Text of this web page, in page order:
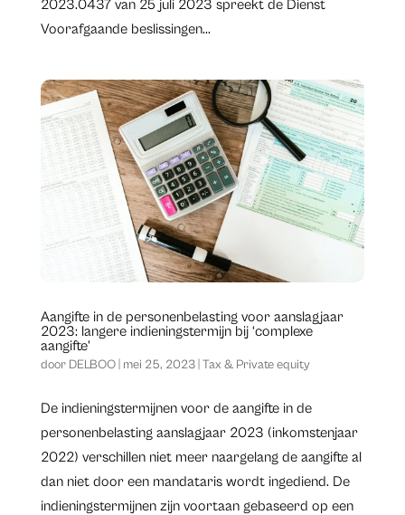
2023.0437 van 25 juli 2023 spreekt de Dienst
Voorafgaande beslissingen...
Aangifte in de personenbelasting voor aanslagjaar
2023: langere indieningstermijn bij ‘complexe
aangifte’
door DELBOO| mei 25, 2023| Tax & Private equity
De indieningstermijnen voor de aangifte in de
personenbelasting aanslagjaar 2023 (inkomstenjaar
2022) verschillen niet meer naargelang de aangifte al
dan niet door een mandataris wordt ingediend. De
indieningstermijnen zijn voortaan gebaseerd op een